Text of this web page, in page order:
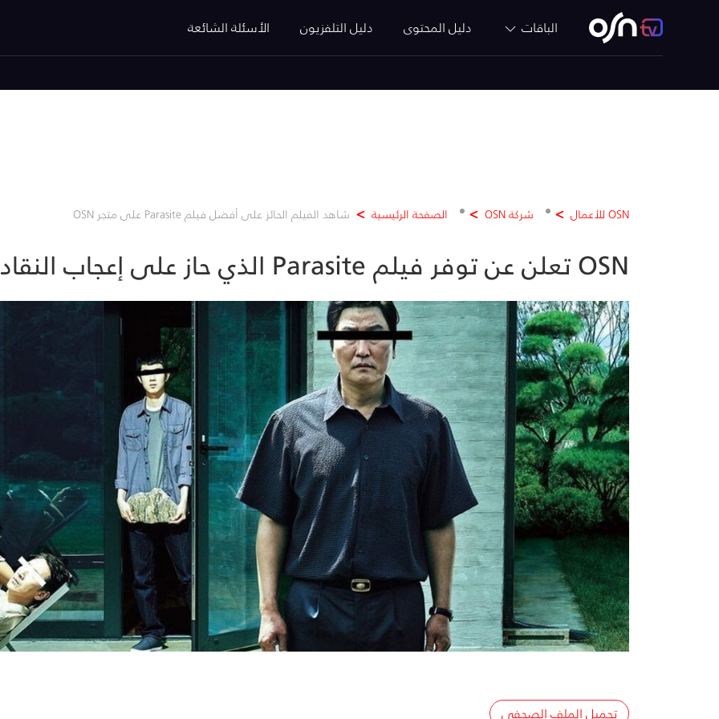
الباقات دليل المحتوى دليل التلفزيون الأسئلة الشائعة
الصفحة الرئيسية شاهد الفيلم الحائز على أفضل فيلم Parasite على متجر OSN OSN للأعمال شركة OSN
OSN تعلن عن توفر فيلم Parasite الذي حاز على إعجاب النقاد في متجرها
تحميل الملف الصحفي